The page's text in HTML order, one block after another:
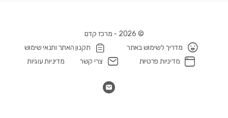
© 2026 - מרכז קדם
מדריך לשימוש באתר
תקנון האתר ותנאי שימוש
מדיניות פרטיות
צרי קשר מדיניות עוגיות